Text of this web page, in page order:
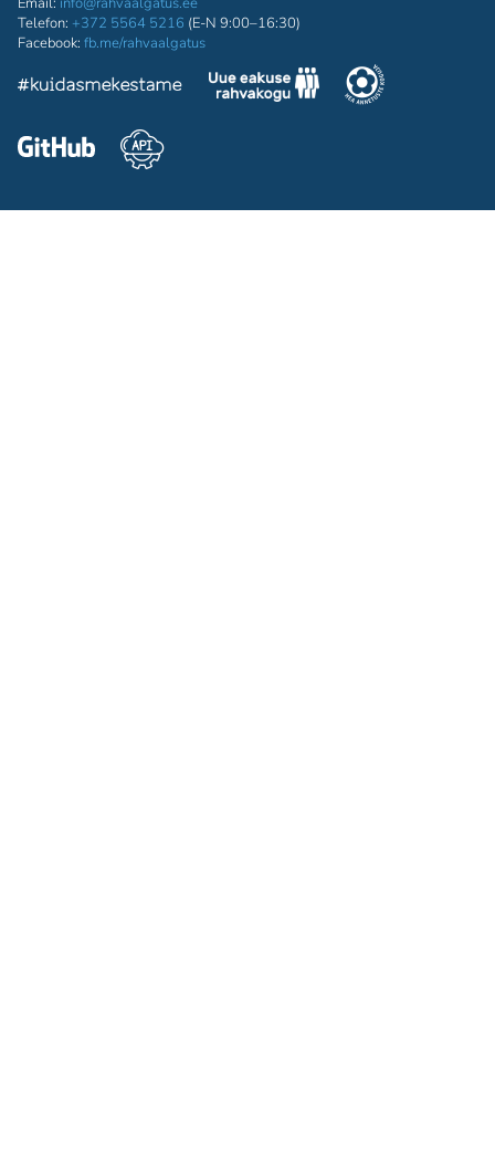
Telefon: +372 5564 5216 (E-N 9:00–16:30)
Facebook: fb.me/rahvaalgatus